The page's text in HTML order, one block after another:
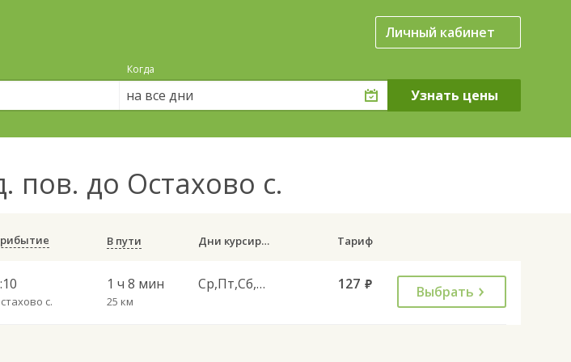
Личный кабинет
Когда
на все дни
пов. до Остахово с.
В пути Дни курсирования Тариф
с.
1 ч 8 мин
25 км
Ср,Пт,Сб,Вс 127 руб. Выбрать